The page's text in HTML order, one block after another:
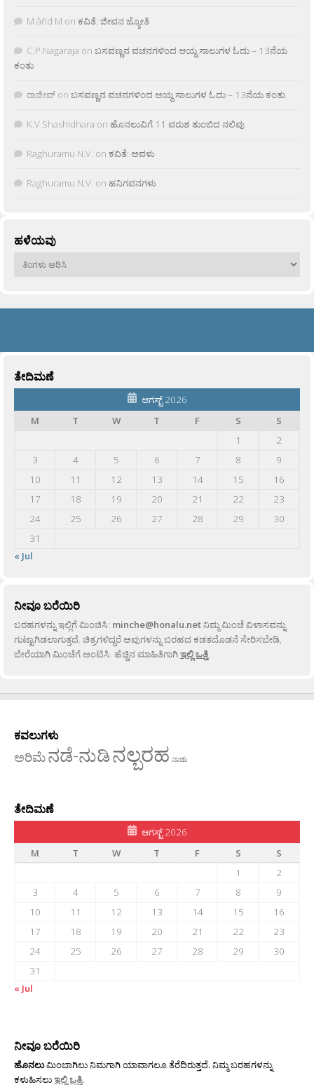
M âñd M on ಕವಿತೆ: ಜೀವನ ಜ್ಯೋತಿ
C.P.Nagaraja on ಬಸವಣ್ಣನ ವಚನಗಳಿಂದ ಆಯ್ದ ಸಾಲುಗಳ ಓದು – 13ನೆಯ
ಕಂತು
ರಾಜೀವ್ on ಬಸವಣ್ಣನ ವಚನಗಳಿಂದ ಆಯ್ದ ಸಾಲುಗಳ ಓದು – 13ನೆಯ ಕಂತು
K.V Shashidhara on ಹೊನಲುವಿಗೆ 11 ವರುಶ ತುಂಬಿದ ನಲಿವು
Raghuramu N.V. on ಕವಿತೆ: ಅವಳು
Raghuramu N.V. on ಹನಿಗವನಗಳು
ಹಳೆಯವು
ಹಳೆಯವು
ತೇದಿಮಣೆ
ಆಗಸ್ಟ್ 2026
M
T W T F S
S
1
2
3
4 5 6 7 8
9
10
11 12 13 14 15
16
17
18 19 20 21 22
23
24
25 26 27 28 29
30
31
« Jul
ನೀವೂ ಬರೆಯಿರಿ
ಬರಹಗಳನ್ನು ಇಲ್ಲಿಗೆ ಮಿಂಚಿಸಿ: minche@honalu.netನಿಮ್ಮ ಮಿಂಚೆ ವಿಳಾಸವನ್ನು
ಗುಟ್ಟಾಗಿಡಲಾಗುತ್ತದೆ. ಚಿತ್ರಗಳಿದ್ದರೆ ಅವುಗಳನ್ನು ಬರಹದ ಕಡತದೊಡನೆ ಸೇರಿಸಬೇಡಿ,
ಬೇರೆಯಾಗಿ ಮಿಂಚೆಗೆ ಅಂಟಿಸಿ. ಹೆಚ್ಚಿನ ಮಾಹಿತಿಗಾಗಿಇಲ್ಲಿ ಒತ್ತಿ
ಕವಲುಗಳು
ಅರಿಮೆನಡೆ-ನುಡಿನಲ್ಬರಹ ನಾಡು
ತೇದಿಮಣೆ
ಆಗಸ್ಟ್ 2026
M
T W T F S
S
1
2
3
4 5 6 7 8
9
10
11 12 13 14 15
16
17
18 19 20 21 22
23
24
25 26 27 28 29
30
31
« Jul
ನೀವೂ ಬರೆಯಿರಿ
ಹೊನಲುಮಿಂಬಾಗಿಲು ನಿಮಗಾಗಿ ಯಾವಾಗಲೂ ತೆರೆದಿರುತ್ತದೆ. ನಿಮ್ಮ ಬರಹಗಳನ್ನು
ಕಳುಹಿಸಲುಇಲ್ಲಿ ಒತ್ತಿ.